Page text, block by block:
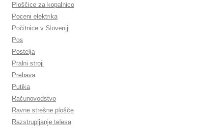
Ploščice za kopalnico
Poceni elektrika
Počitnice v Sloveniji
Pos
Postelja
Pralni stroji
Prebava
Putika
Računovodstvo
Ravne strešne plošče
Razstrupljanje telesa